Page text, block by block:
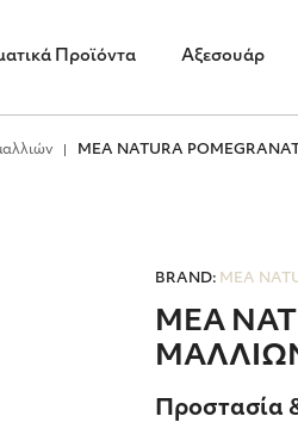
Προϊόντα Αξεσουάρ
MEA NATURA
BRAND: MEA
MEA
Προστασία